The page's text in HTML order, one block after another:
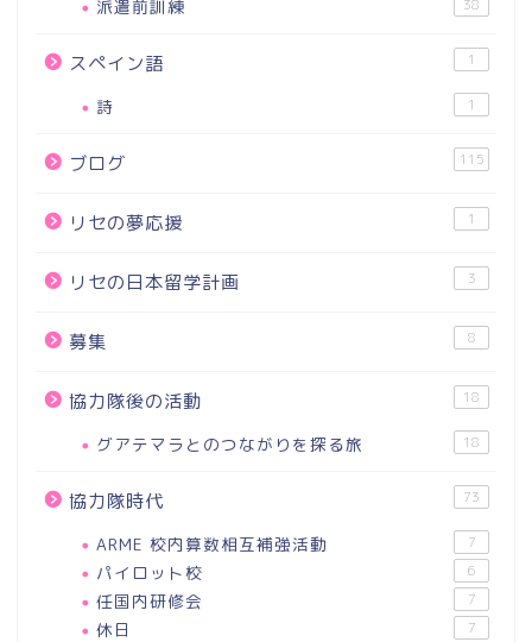
派遣前訓練 38
スペイン語 1
詩 1
ブログ 115
リセの夢応援 1
リセの日本留学計画 3
募集 8
協力隊後の活動 18
グアテマラとのつながりを探る旅 18
協力隊時代 73
ARME 校内算数相互補強活動 7
パイロット校 6
任国内研修会 7
休日 7